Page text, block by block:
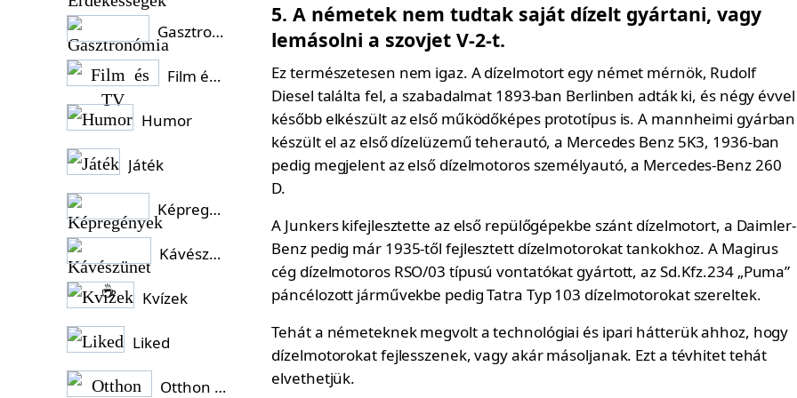
5. A németek nem tudtak saját dízelt gyártani, vagy
lemásolni a szovjet V-2-t.
Ez természetesen nem igaz. A dízelmotort egy német mérnök, Rudolf
Diesel találta fel, a szabadalmat 1893-ban Berlinben adták ki, és négy évvel
később elkészült az első működőképes prototípus is. A mannheimi gyárban
készült el az első dízelüzemű teherautó, a Mercedes Benz 5K3, 1936-ban
pedig megjelent az első dízelmotoros személyautó, a Mercedes-Benz 260
D.
A Junkers kifejlesztette az első repülőgépekbe szánt dízelmotort, a Daimler-
Benz pedig már 1935-től fejlesztett dízelmotorokat tankokhoz. A Magirus
cég dízelmotoros RSO/03 típusú vontatókat gyártott, az Sd.Kfz.234 „Puma”
páncélozott járművekbe pedig Tatra Typ 103 dízelmotorokat szereltek.
Tehát a németeknek megvolt a technológiai és ipari hátterük ahhoz, hogy
dízelmotorokat fejlesszenek, vagy akár másoljanak. Ezt a tévhitet tehát
elvethetjük.
Gasztronómia
Film és TV
Humor
Játék
Képregények
Kávészünet ☕
Kvízek
Liked
Otthon és Kert